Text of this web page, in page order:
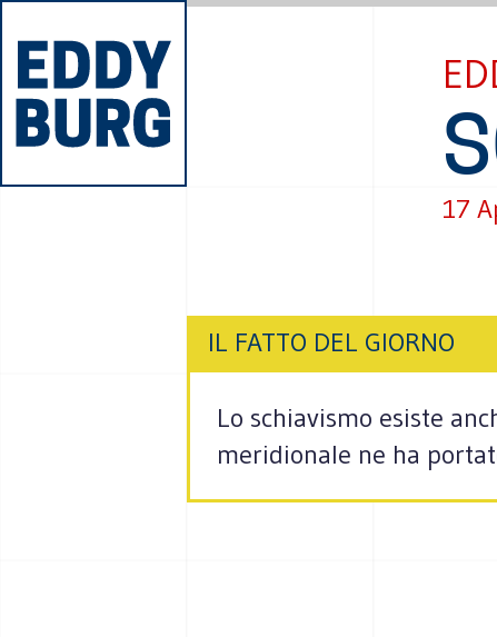
17
IL FATTO DEL GIORNO
Lo schiavismo esiste
meridionale ne ha